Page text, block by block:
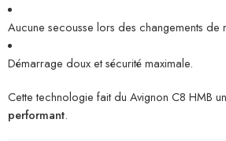
Aucune secousse lors des changements de
Démarrage doux et sécurité maximale.
Cette technologie fait du Avignon C8 HMB
performant.